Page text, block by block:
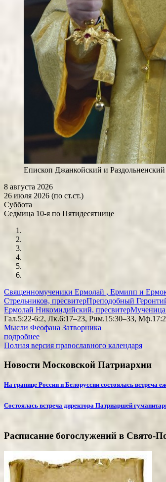
Епископ Джанкойский и
8 августа 2026
26 июля 2026 (по ст.ст.)
Суббота
Седмица 10-я по Пятидесятнице
Священномученики Ермолай , Ермипп и
Стрельников, пресвитерПреподобный
Ермолай Никомидийский, пресвитерМученица
Гал.5:22-6:2, Лк.6:17–23, Рим.15:30–33,
Мысли Феофана Затворника
подробнее
Полная версия православного календаря
Новости Московской Патриархии
На границе России и Белоруссии состоялась встреча
Состоялась встреча директора Патриаршей
Расписание богослужений в Свято-